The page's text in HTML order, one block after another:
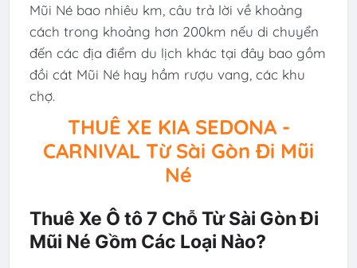
Mũi Né bao nhiêu km, câu trả lời về khoảng
cách trong khoảng hơn 200km nếu di chuyển
đến các địa điểm du lịch khác tại đây bao gồm
đồi cát Mũi Né hay hầm rượu vang, các khu
chợ.
THUÊ XE KIA SEDONA -
CARNIVAL Từ Sài Gòn Đi Mũi
Né
Thuê Xe Ô tô 7 Chỗ Từ Sài Gòn Đi
Mũi Né Gồm Các Loại Nào?